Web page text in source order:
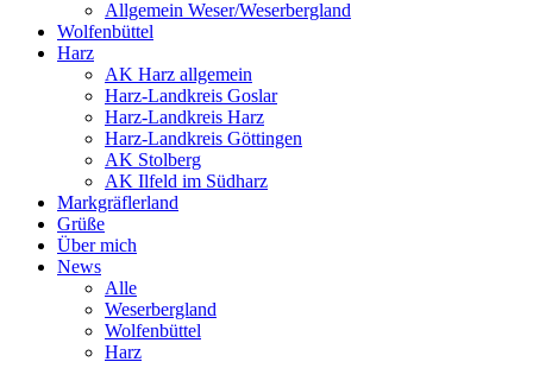
Allgemein Weser/Weserbergland
Wolfenbüttel
Harz
AK Harz allgemein
Harz-Landkreis Goslar
Harz-Landkreis Harz
Harz-Landkreis Göttingen
AK Stolberg
AK Ilfeld im Südharz
Markgräflerland
Grüße
Über mich
News
Alle
Weserbergland
Wolfenbüttel
Harz